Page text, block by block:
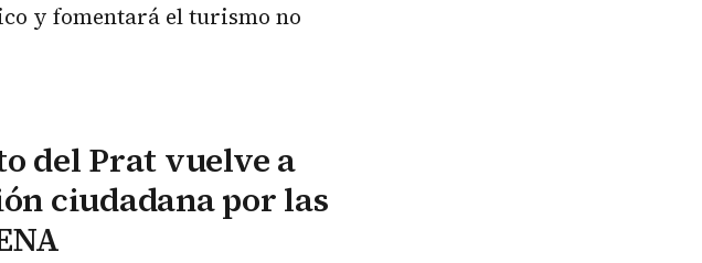
y fomentará el turismo no
del Prat vuelve a
ciudadana por las